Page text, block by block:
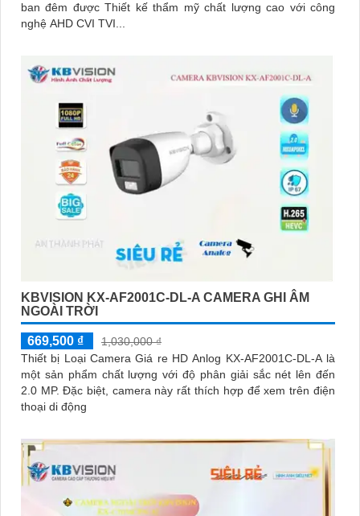
ban đêm được Thiết kế thẩm mỹ chất lượng cao với công
nghệ AHD CVI TVI...
KBVISION KX-AF2001C-DL-A CAMERA GHI ÂM
NGOÀI TRỜI
669,500 ₫
1,030,000 ₫
Thiết bị Loại Camera Giá re HD Anlog KX-AF2001C-DL-A là
một sản phẩm chất lượng với độ phân giải sắc nét lên đến
2.0 MP. Đặc biệt, camera này rất thích hợp để xem trên điện
thoại di động